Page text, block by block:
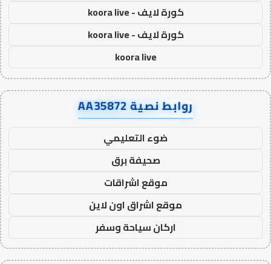
كورة لايف - koora live
كورة لايف - koora live
koora live
روابط نصية AA35872
ضوء التعليمي
صحيفة برق
موقع اشراقات
موقع اشراق اون لاين
اركان سياحة وسفر